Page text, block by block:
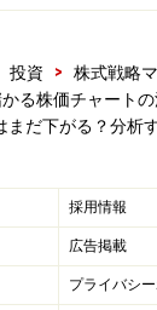
離率がマイナス
」に近付いて
以上となると
することなく株
止まらないこと
です。
投資 > 株式戦略
る株価チャートの
まだ下がる？分析
採用情報
広告掲載
プライバシ